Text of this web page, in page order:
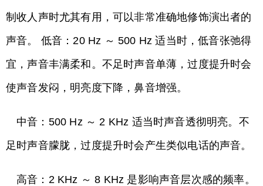
制收人声时尤其有用，可以非常准确地修饰演出者的
声音。 低音：20 Hz ～ 500 Hz 适当时，低音张弛得
宜，声音丰满柔和。不足时声音单薄，过度提升时会
使声音发闷，明亮度下降，鼻音增强。
中音：500 Hz ～ 2 KHz 适当时声音透彻明亮。不
足时声音朦胧，过度提升时会产生类似电话的声音。
高音：2 KHz ～ 8 KHz 是影响声音层次感的频率。